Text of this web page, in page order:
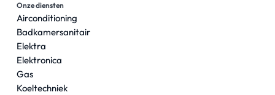
Onze diensten
Airconditioning
Badkamersanitair
Elektra
Elektronica
Gas
Koeltechniek